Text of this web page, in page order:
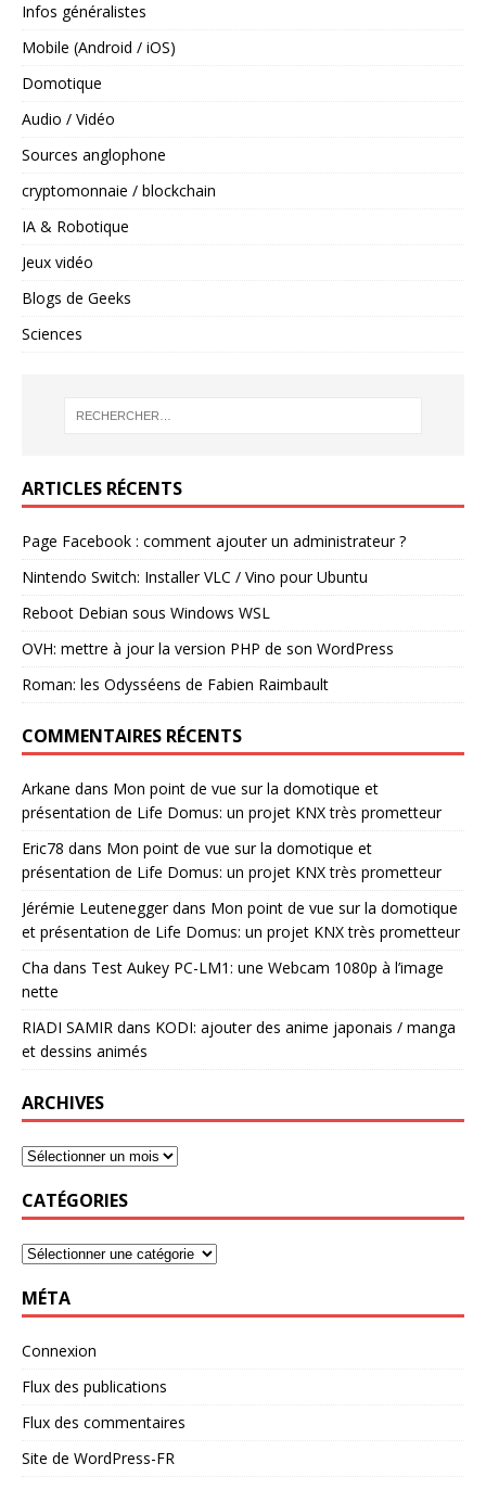
Infos généralistes
Mobile (Android / iOS)
Domotique
Audio / Vidéo
Sources anglophone
cryptomonnaie / blockchain
IA & Robotique
Jeux vidéo
Blogs de Geeks
Sciences
ARTICLES RÉCENTS
Page Facebook : comment ajouter un administrateur ?
Nintendo Switch: Installer VLC / Vino pour Ubuntu
Reboot Debian sous Windows WSL
OVH: mettre à jour la version PHP de son WordPress
Roman: les Odysséens de Fabien Raimbault
COMMENTAIRES RÉCENTS
Arkane dans Mon point de vue sur la domotique et
présentation de Life Domus: un projet KNX très prometteur
Eric78 dans Mon point de vue sur la domotique et
présentation de Life Domus: un projet KNX très prometteur
Jérémie Leuteneggerdans Mon point de vue sur la domotique
et présentation de Life Domus: un projet KNX très prometteur
Cha dans Test Aukey PC-LM1: une Webcam 1080p à l’image
nette
RIADI SAMIR dans KODI: ajouter des anime japonais / manga
et dessins animés
ARCHIVES
CATÉGORIES
MÉTA
Connexion
Flux des publications
Flux des commentaires
Site de WordPress-FR